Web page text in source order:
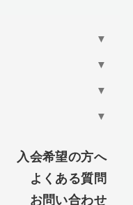
▼
▼
▼
▼
入会希望の方へ
よくある質問
お問い合わせ